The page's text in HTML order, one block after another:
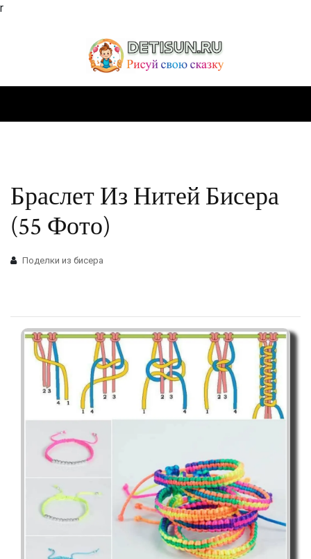
r
Браслет Из Нитей Бисера
(55 Фото)
Поделки из бисера